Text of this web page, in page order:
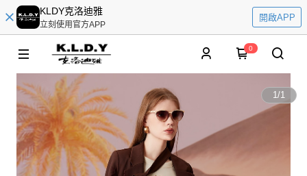
KLDY克洛迪雅
立刻使用官方APP
開啟APP
0
1/1